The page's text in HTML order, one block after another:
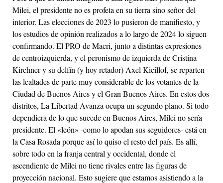
Milei, el presidente no es profeta en su tierra sino señor del
interior. Las elecciones de 2023 lo pusieron de manifiesto, y
los estudios de opinión realizados a lo largo de 2024 lo siguen
confirmando. El PRO de Macri, junto a distintas expresiones
de centroizquierda, y el peronismo de izquierda de Cristina
Kirchner y su delfín (y hoy retador) Axel Kicillof, se reparten
las lealtades de parte muy considerable de los votantes de la
Ciudad de Buenos Aires y el Gran Buenos Aires. En estos dos
distritos, La Libertad Avanza ocupa un segundo plano. Si todo
dependiera de lo que sucede en Buenos Aires, Milei no sería
presidente. El «león» -como lo apodan sus seguidores- está en
la Casa Rosada porque así lo quiso el resto del país. Es allí,
sobre todo en la franja central y occidental, donde el
ascendiente de Milei no tiene rivales entre las figuras de
proyección nacional. Esto sugiere que estamos asistiendo a la